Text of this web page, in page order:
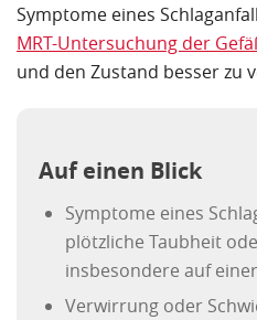
Symptome eines
MRT-Untersuchung der
und den Zustand besser zu
Auf einen Blick
Symptome eines
plötzliche Taubheit
insbesondere auf
Verwirrung oder